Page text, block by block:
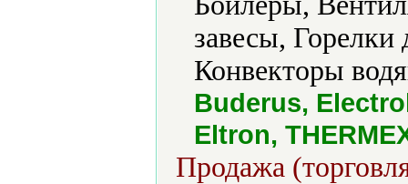
завесы, Горелки
Конвекторы
Buderus,
Eltron,
Продажа